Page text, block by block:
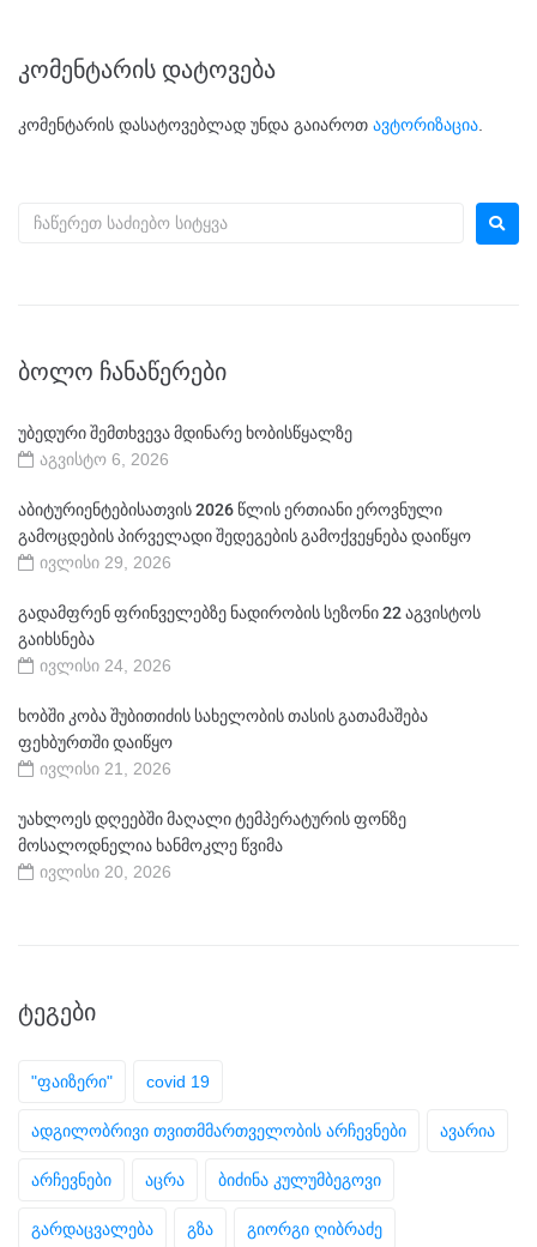
კომენტარის დატოვება
კომენტარის დასატოვებლად უნდა გაიაროთ ავტორიზაცია
ᲑᲝᲚᲝ ᲩᲐᲜᲐᲬᲔᲠᲔᲑᲘ
უბედური შემთხვევა მდინარე ხობისწყალზე
აგვისტო 6, 2026
აბიტურიენტებისათვის 2026 წლის ერთიანი ეროვნული
გამოცდების პირველადი შედეგების გამოქვეყნება დაიწყო
ივლისი 29, 2026
გადამფრენ ფრინველებზე ნადირობის სეზონი 22 აგვისტოს
გაიხსნება
ივლისი 24, 2026
ხობში კობა შუბითიძის სახელობის თასის გათამაშება
ფეხბურთში დაიწყო
ივლისი 21, 2026
უახლოეს დღეებში მაღალი ტემპერატურის ფონზე
მოსალოდნელია ხანმოკლე წვიმა
ივლისი 20, 2026
ᲢᲔᲒᲔᲑᲘ
"ფაიზერი" covid 19
ადგილობრივი თვითმმართველობის არჩევნები ავარია
არჩევნები აცრა ბიძინა კულუმბეგოვი
გარდაცვალება გზა გიორგი ღიბრაძე